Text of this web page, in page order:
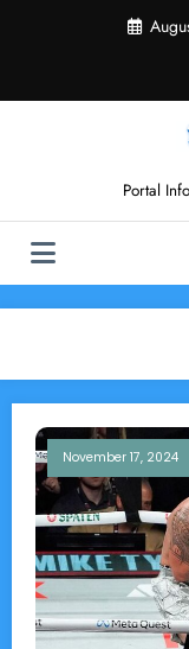
Portal
November 17, 2024